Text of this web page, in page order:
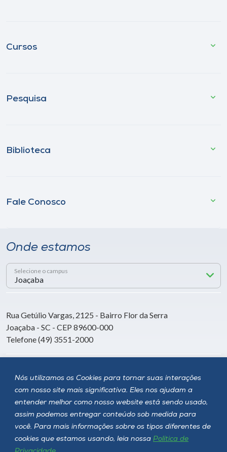
Nós utilizamos os Cookies para tornar suas interações
com nosso site mais significativa. Eles nos ajudam a
entender melhor como nosso website está sendo usado,
assim podemos entregar conteúdo sob medida para
você. Para mais informações sobre os tipos diferentes de
cookies que estamos usando, leia nossa Política de
Cursos
Pesquisa
Biblioteca
Fale Conosco
Onde estamos
Selecione o campus
Rua Getúlio Vargas, 2125 - Bairro Flor da Serra
Joaçaba - SC - CEP 89600-000
Telefone (49) 3551-2000
Siga a Unoesc